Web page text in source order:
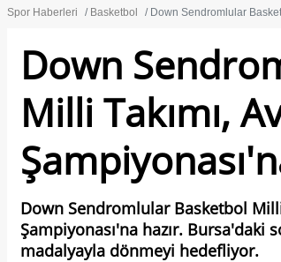
Spor Haberleri Basketbol Down Sendromlular
Down
Milli Takımı,
Down Sendromlular Basketbol
Şampiyonası'na hazır. Bursa'daki
madalyayla dönmeyi hedefliyor.